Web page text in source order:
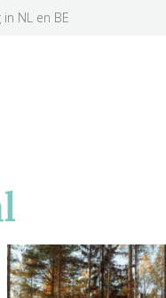
in NL en BE